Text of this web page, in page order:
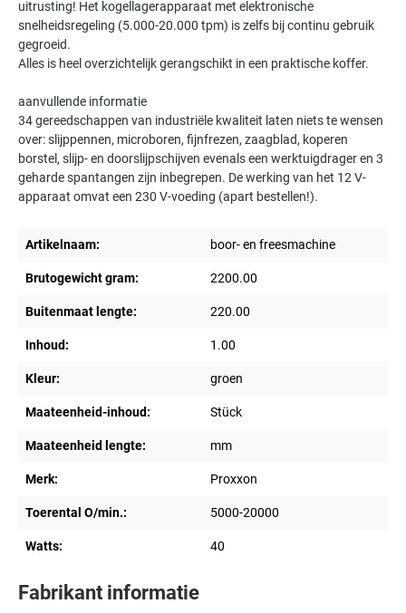
uitrusting! Het kogellagerapparaat met elektronische
snelheidsregeling (5.000-20.000 tpm) is zelfs bij continu gebruik
gegroeid.
Alles is heel overzichtelijk gerangschikt in een praktische koffer.
aanvullende informatie
34 gereedschappen van industriële kwaliteit laten niets te wensen
over: slijppennen, microboren, fijnfrezen, zaagblad, koperen
borstel, slijp- en doorslijpschijven evenals een werktuigdrager en 3
geharde spantangen zijn inbegrepen. De werking van het 12 V-
apparaat omvat een 230 V-voeding (apart bestellen!).
Artikelnaam: boor- en freesmachine
Brutogewicht gram: 2200.00
Buitenmaat lengte: 220.00
Inhoud: 1.00
Kleur: groen
Maateenheid-inhoud: Stück
Maateenheid lengte: mm
Merk: Proxxon
Toerental O/min.: 5000-20000
Watts: 40
Fabrikant informatie